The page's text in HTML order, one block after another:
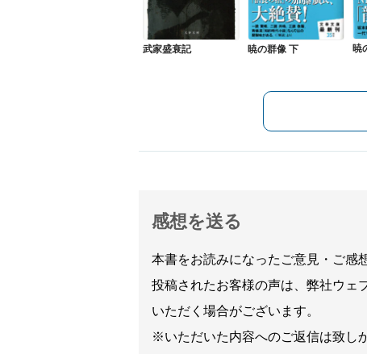
武家盛衰記 暁の群像 下 暁
感想を送る
本書をお読みになったご意見・ご感
投稿されたお客様の声は、弊社ウェ
いただく場合がございます。
※いただいた内容へのご返信は致し